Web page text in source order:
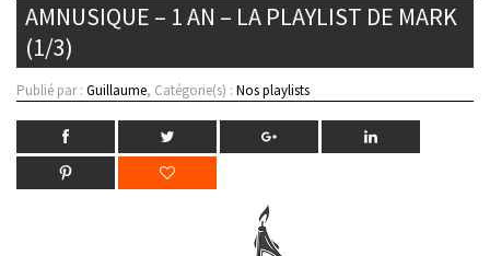
AMNUSIQUE – 1 AN – LA PLAYLIST DE MARK
(1/3)
Publié par : Guillaume, Catégorie(s) : Nos playlists